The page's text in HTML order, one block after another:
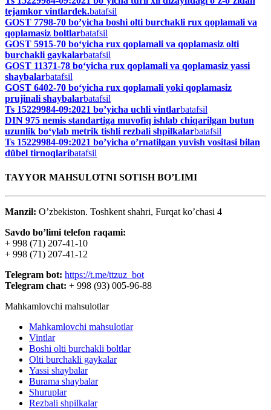
tejamkor vintlardek.batafsil
GOST 7798-70 bo’yicha boshi olti burchakli rux qoplamali va
qoplamasiz boltlarbatafsil
GOST 5915-70 bo‘yicha rux qoplamali va qoplamasiz olti
burchakli gaykalarbatafsil
GOST 11371-78 bo‘yicha rux qoplamali va qoplamasiz yassi
shaybalarbatafsil
GOST 6402-70 bo‘yicha rux qoplamali yoki qoplamasiz
prujinali shaybalarbatafsil
Ts 15229984-09:2021 bo’yicha uchli vintlarbatafsil
DIN 975 nemis standartiga muvofiq ishlab chiqarilgan butun
uzunlik bo‘ylab metrik tishli rezbali shpilkalarbatafsil
Ts 15229984-09:2021 bo’yicha o’rnatilgan yuvish vositasi bilan
dübel tirnoqlaribatafsil
TAYYOR MAHSULOTNI SOTISH BO’LIMI
Manzil: O’zbekiston. Toshkent shahri, Furqat ko’chasi 4
Savdo bo’limi telefon raqami:
+ 998 (71) 207-41-10
+ 998 (71) 207-41-12
Telegram bot: https://t.me/ttzuz_bot
Telegram chat: + 998 (93) 005-96-88
Mahkamlovchi mahsulotlar
Mahkamlovchi mahsulotlar
Vintlar
Boshi olti burchakli boltlar
Olti burchakli gaykalar
Yassi shaybalar
Burama shaybalar
Shuruplar
Rezbali shpilkalar